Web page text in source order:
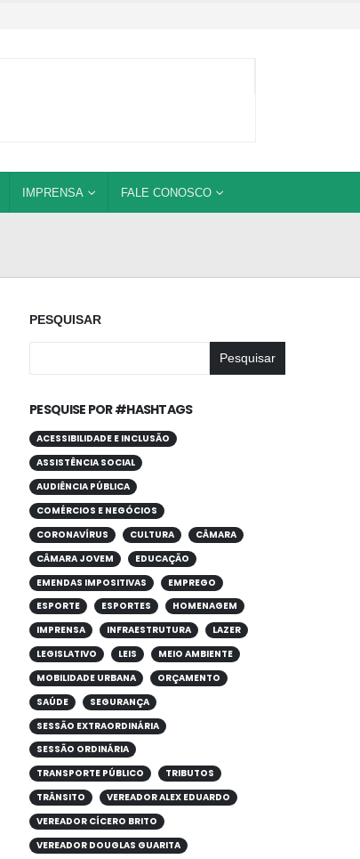
IMPRENSA FALE CONOSCO
PESQUISAR
Pesquisar
PESQUISE POR #HASHTAGS
ACESSIBILIDADE E INCLUSÃO
ASSISTÊNCIA SOCIAL
AUDIÊNCIA PÚBLICA
COMÉRCIOS E NEGÓCIOS
CORONAVÍRUS
CULTURA
CÂMARA
CÂMARA JOVEM
EDUCAÇÃO
EMENDAS IMPOSITIVAS
EMPREGO
ESPORTE
ESPORTES
HOMENAGEM
IMPRENSA
INFRAESTRUTURA
LAZER
LEGISLATIVO
LEIS
MEIO AMBIENTE
MOBILIDADE URBANA
ORÇAMENTO
SAÚDE
SEGURANÇA
SESSÃO EXTRAORDINÁRIA
SESSÃO ORDINÁRIA
TRANSPORTE PÚBLICO
TRIBUTOS
TRÂNSITO
VEREADOR ALEX EDUARDO
VEREADOR CÍCERO BRITO
VEREADOR DOUGLAS GUARITA